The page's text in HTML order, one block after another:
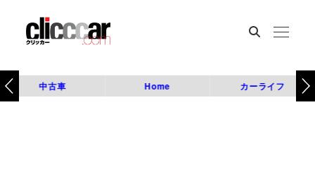
中古車 Home カーライフ